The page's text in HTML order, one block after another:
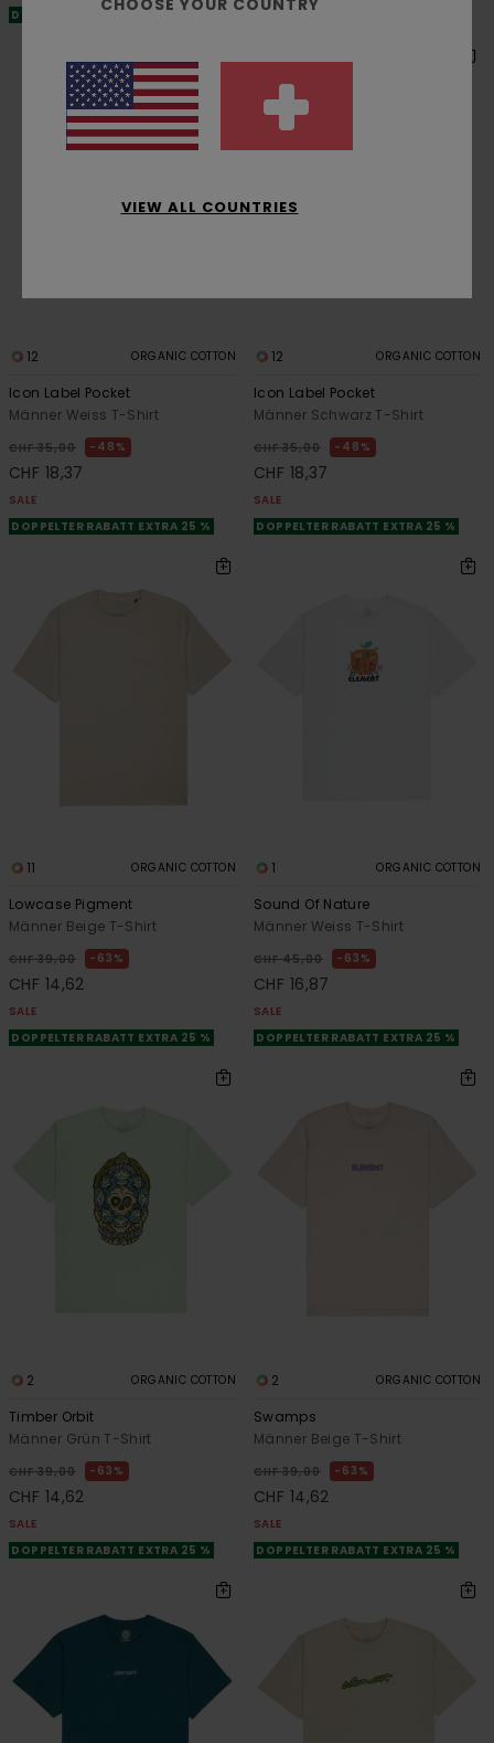
DOPPELTER RABATT EXTRA 25 % DOPPELTER RABATT EXTRA 25 %
12 ORGANIC COTTON
Icon Label Pocket
Männer Weiss T-Shirt
CHF 35,00 48%
CHF 18,37
SALE
DOPPELTER RABATT EXTRA 25 %
12 ORGANIC COTTON
Icon Label Pocket
Männer Schwarz T-Shirt
CHF 35,00 48%
CHF 18,37
SALE
DOPPELTER RABATT EXTRA 25 %
11 ORGANIC COTTON
Lowcase Pigment
Männer Beige T-Shirt
CHF 39,00 63%
CHF 14,62
SALE
DOPPELTER RABATT EXTRA 25 %
1 ORGANIC COTTON
Sound Of Nature
Männer Weiss T-Shirt
CHF 45,00 63%
CHF 16,87
SALE
DOPPELTER RABATT EXTRA 25 %
2 ORGANIC COTTON
Timber Orbit
Männer Grün T-Shirt
CHF 39,00 63%
CHF 14,62
SALE
DOPPELTER RABATT EXTRA 25 %
2 ORGANIC COTTON
Swamps
Männer Beige T-Shirt
CHF 39,00 63%
CHF 14,62
SALE
DOPPELTER RABATT EXTRA 25 %
CHOOSE YOUR COUNTRY
VIEW ALL COUNTRIES